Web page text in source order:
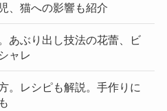
、猫への影響も紹介
あぶり出し技法の花蕾、ビ
ャレ
。レシピも解説。手作りに